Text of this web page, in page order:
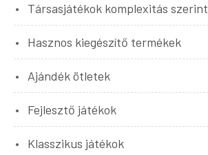
Társasjátékok komplexitás szerint
Hasznos kiegészítő termékek
Ajándék ötletek
Fejlesztő játékok
Klasszikus játékok